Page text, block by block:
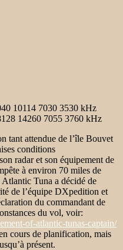
10114 7030 3530 kHz
14260 7055 3760 kHz
tant attendue de l’île Bouvet
conditions
radar et son équipement de
à environ 70 miles de
Tuna a décidé de
de l’équipe DXpedition et
du commandant de
du vol, voir:
of-atlantic-tunas-captain/
cours de planification, mais
présent.